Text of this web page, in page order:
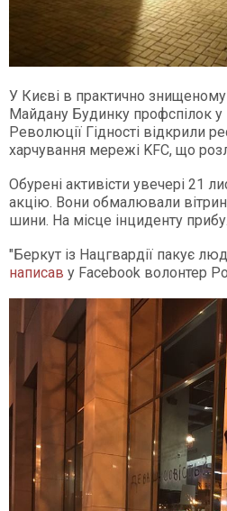
У Києві в практично знищеному
Майдану Будинку профспілок у
Революції Гідності відкрили
харчування мережі KFC, що
Обурені активісти увечері 21
акцію. Вони обмалювали
шини. На місце інциденту
"Беркут із Нацгвардії пакує
написав у Facebook волонтер